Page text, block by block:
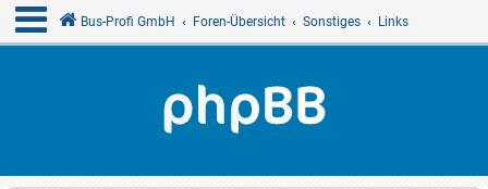
Bus-Profi GmbH Foren-Übersicht Sonstiges Links